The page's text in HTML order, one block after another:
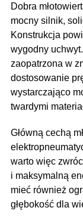
Dobra
mocny silnik,
Konstrukcja
wygodny
zaopatrzona w
dostosowanie
wystarczająco
twardymi
Główną cechą
warto więc
i maksymalną
mieć również
głębokość dla